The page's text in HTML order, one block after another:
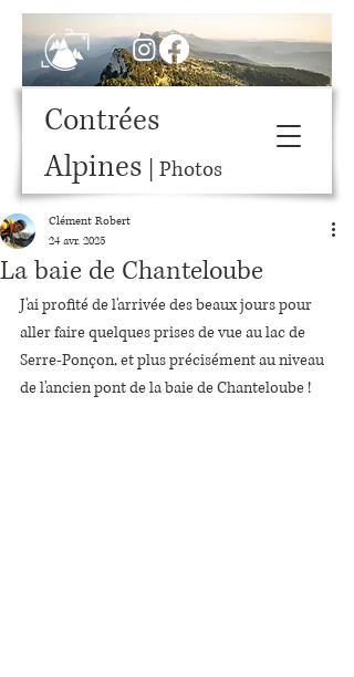
Contrées
Alpines
| Photos
La baie de Chanteloube
Clément Robert
24 avr. 2025
J'ai profité de l'arrivée des beaux jours pour
aller faire quelques prises de vue au lac de
Serre-Ponçon, et plus précisément au niveau
de l'ancien pont de la baie de Chanteloube !